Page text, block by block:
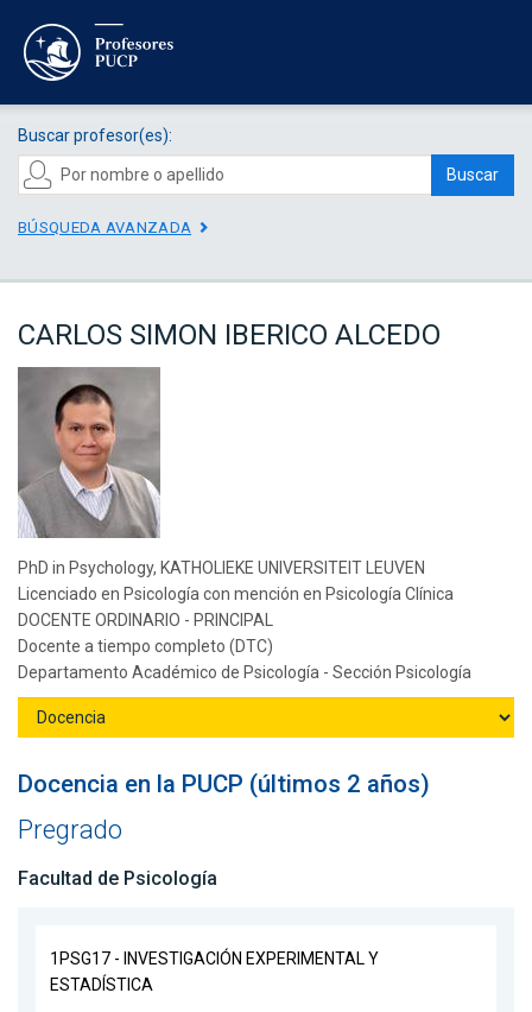
Buscar profesor(es):
Buscar
BÚSQUEDA AVANZADA
CARLOS SIMON IBERICO ALCEDO
PhD in Psychology, KATHOLIEKE UNIVERSITEIT LEUVEN
Licenciado en Psicología con mención en Psicología Clínica
DOCENTE ORDINARIO - PRINCIPAL
Docente a tiempo completo (DTC)
Departamento Académico de Psicología - Sección Psicología
Docencia en la PUCP (últimos 2 años)
Pregrado
Facultad de Psicología
1PSG17 - INVESTIGACIÓN EXPERIMENTAL Y
ESTADÍSTICA